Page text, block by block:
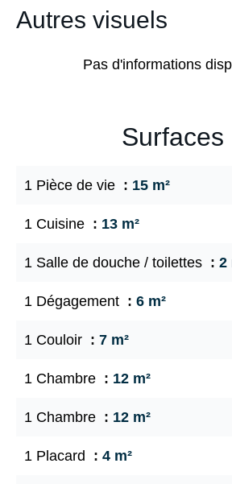
Autres visuels
Pas d'informations
Surfaces
1 Pièce de vie 15 m²
1 Cuisine 13 m²
1 Salle de douche / toilettes 2
1 Dégagement 6 m²
1 Couloir 7 m²
1 Chambre 12 m²
1 Chambre 12 m²
1 Placard 4 m²